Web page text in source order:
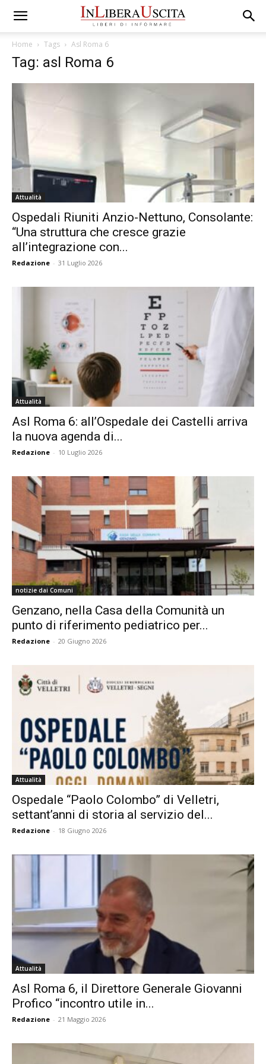
Home Tags Asl Roma 6
Tag: asl Roma 6
Attualità
Ospedali Riuniti Anzio-Nettuno, Consolante:
“Una struttura che cresce grazie
all’integrazione con...
Redazione - 31 Luglio 2026
Attualità
Asl Roma 6: all’Ospedale dei Castelli arriva
la nuova agenda di...
Redazione - 10 Luglio 2026
notizie dai Comuni
Genzano, nella Casa della Comunità un
punto di riferimento pediatrico per...
Redazione - 20 Giugno 2026
Attualità
Ospedale “Paolo Colombo” di Velletri,
settant’anni di storia al servizio del...
Redazione - 18 Giugno 2026
Attualità
Asl Roma 6, il Direttore Generale Giovanni
Profico “incontro utile in...
Redazione - 21 Maggio 2026